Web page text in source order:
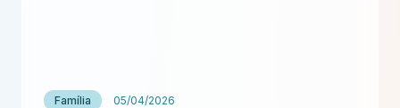
Família 05/04/2026